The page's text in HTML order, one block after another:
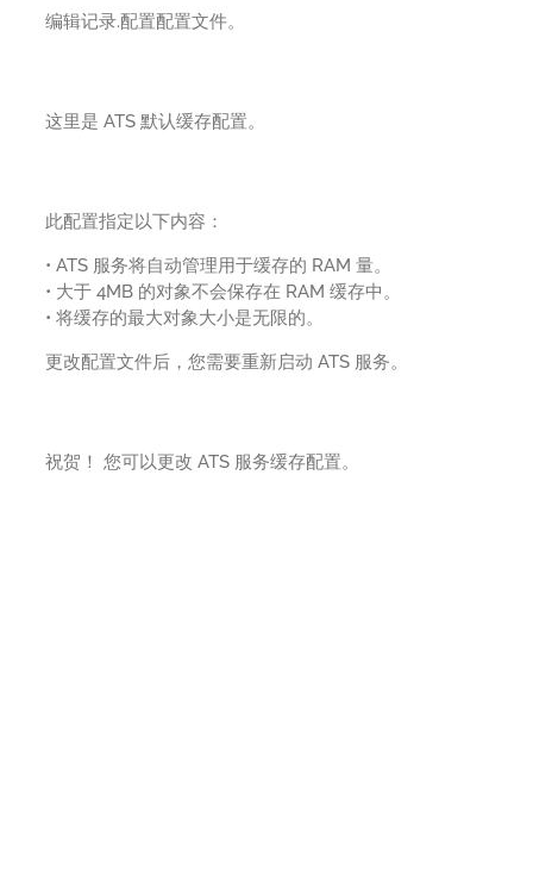
编辑记录.配置配置文件。
这里是 ATS 默认缓存配置。
此配置指定以下内容：
• ATS 服务将自动管理用于缓存的 RAM 量。
• 大于 4MB 的对象不会保存在 RAM 缓存中。
• 将缓存的最大对象大小是无限的。
更改配置文件后，您需要重新启动 ATS 服务。
祝贺！ 您可以更改 ATS 服务缓存配置。